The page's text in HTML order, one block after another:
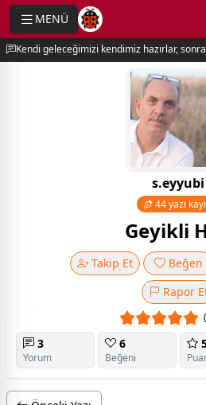
MENÜ
Kendi geleceğimizi kendimiz hazırlar,
s.eyyubi
44 yazı
Geyikli
Takip Et Beğen
Rapor
3
Yorum
6
Beğeni
menu